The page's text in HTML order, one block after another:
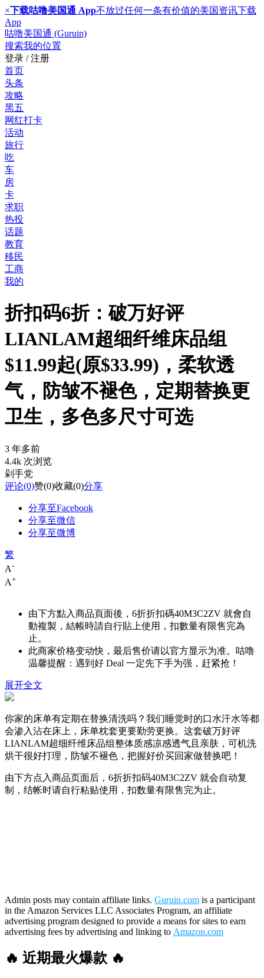
×下载咕噜美国通 App不放过任何一条有价值的美国资讯下载
App
咕噜美国通 (Guruin)
搜索我的位置
登录 / 注册
首页
头条
攻略
黑五
网红打卡
活动
旅行
吃
车
房
卡
求职
热投
话题
教育
移民
工商
我的
折扣码6折：破万好评
LIANLAM超细纤维床品组
$11.99起(原$33.99)，柔软透
气，防皱不褪色，定期替换更
卫生，多色多尺寸可选
3 年多前
4.4k 次浏览
剁手党
评论(0)赞(0)收藏(0)分享
分享至Facebook
分享至微信
分享至微博
繁
A-
A+
由下方點入商品頁面後，6折折扣碼40M3C2ZV 就會自
動複製，結帳時請自行貼上使用，扣數量有限售完為
止。
此商家价格变动快，最后售价请以官方显示为准。咕噜
温馨提醒：遇到好 Deal 一定先下手为强，赶紧抢！
展开全文
你家的床单有定期在替换清洗吗？我们睡觉时的口水汗水等都
会渗入沾在床上，床单枕套更要勤劳更换。这套破万好评
LIANLAM超细纤维床品组整体质感凉感透气且亲肤，可机洗
烘干很好打理，防皱不褪色，把握好价买回家做替换吧！
由下方点入商品页面后，6折折扣码40M3C2ZV 就会自动复
制，结帐时请自行粘贴使用，扣数量有限售完为止。
Admin posts may contain affiliate links. Guruin.com is a participant
in the Amazon Services LLC Associates Program, an affiliate
advertising program designed to provide a means for sites to earn
advertising fees by advertising and linking to Amazon.com
🔥 近期最火爆款 🔥